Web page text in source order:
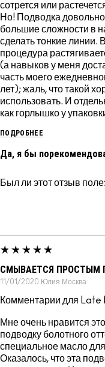
сотрется или
Но! Подводка довольно
большие сложности в
сделать тонкие линии.
процедура
(а навыков у меня
часть моего
лет); жаль, что такой
использовать. И
как горлышко у
ПОДРОБНЕЕ
Да, я бы
Был ли этот отзыв
СМЫВАЕТСЯ ПРОСТЫМ
11/01/2020 Юлия Москва
Комментарии для Late
Мне очень нравится
подводку болотного
специальное масло
Оказалось, что эта